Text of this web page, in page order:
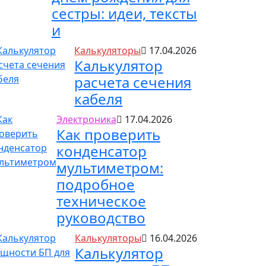
сестры: идеи, тексты
и
Калькуляторы 17.04.2026
Калькулятор
расчета сечения
кабеля
Электроника 17.04.2026
Как проверить
конденсатор
мультиметром:
подробное
техническое
руководство
Калькуляторы 16.04.2026
Калькулятор